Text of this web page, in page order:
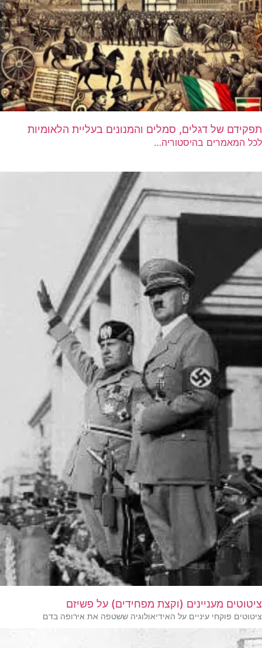
תפקידם של דגלים, סמלים והמנונים בעליית הלאומיות
לכל המאמרים בהיסטוריה…
ציטוטים מעניינים (וקצת מפחידים) על פשיזם
ציטוטים פוקחי עיניים על האידיאולוגיה ששטפה את אירופה בדם